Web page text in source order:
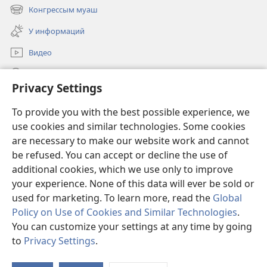
Privacy Settings
To provide you with the best possible experience, we
use cookies and similar technologies. Some cookies
are necessary to make our website work and cannot
be refused. You can accept or decline the use of
additional cookies, which we use only to improve
your experience. None of this data will ever be sold or
used for marketing. To learn more, read the Global
Policy on Use of Cookies and Similar Technologies.
You can customize your settings at any time by going
to Privacy Settings.
в
новом
окне)
Конгрессым муаш
(открывается
новом
окне)
У информаций
Видео
(открывается
новом
окне)
Орол башньын ОНЛАЙН-БИБЛИОТЕКЕ™
(открывается
в
новом
окне)
JW Hub ®
(открывается
в
новом
окне)
Copyright© 2026 Watch Tower Bible and Tract Society of Pennsylvania.
ПАЙДАЛАНЫМАШ УСЛОВИЙ
ПОЛИТИКЕ|НАСТРОЙКИ КОНФИДЕНЦИАЛЬНОСТИ